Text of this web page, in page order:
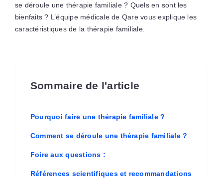
se déroule une thérapie familiale ? Quels en sont les
bienfaits ? L’équipe médicale de Qare vous explique les
caractéristiques de la thérapie familiale.
Sommaire de l'article
Pourquoi faire une thérapie familiale ?
Comment se déroule une thérapie familiale ?
Foire aux questions :
Références scientifiques et recommandations